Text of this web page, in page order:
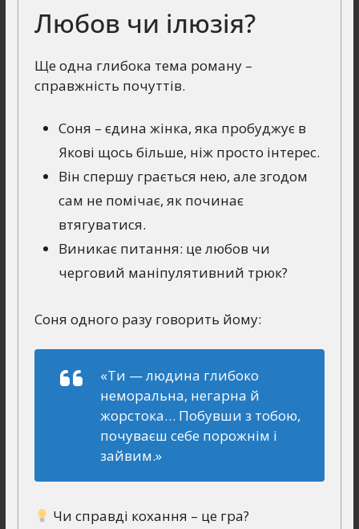
Любов чи ілюзія?
Ще одна глибока тема роману –
справжність почуттів.
Соня – єдина жінка, яка пробуджує в
Якові щось більше, ніж просто інтерес.
Він спершу грається нею, але згодом
сам не помічає, як починає
втягуватися.
Виникає питання: це любов чи
черговий маніпулятивний трюк?
Соня одного разу говорить йому:
«Ти — людина глибоко
неморальна, негарна й
жорстока… Побувши з тобою,
почуваєш себе порожнім і
зайвим.»
Чи справді кохання – це гра?